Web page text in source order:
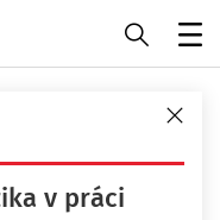
v práci